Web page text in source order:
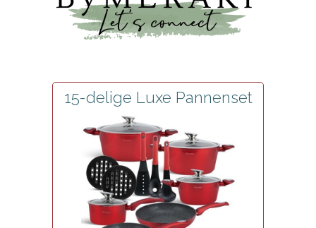
15-delige Luxe Pannenset